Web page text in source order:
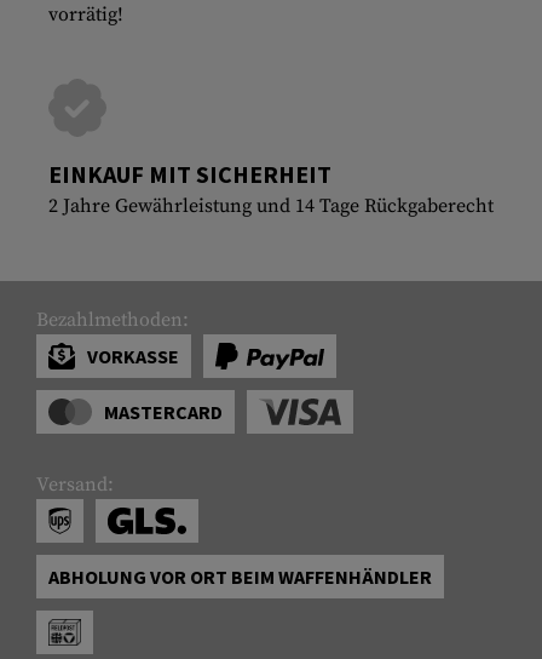
vorrätig!
EINKAUF MIT SICHERHEIT
2 Jahre Gewährleistung und 14 Tage Rückgaberecht
Bezahlmethoden:
VORKASSE
MASTERCARD
Versand:
ABHOLUNG VOR ORT BEIM WAFFENHÄNDLER